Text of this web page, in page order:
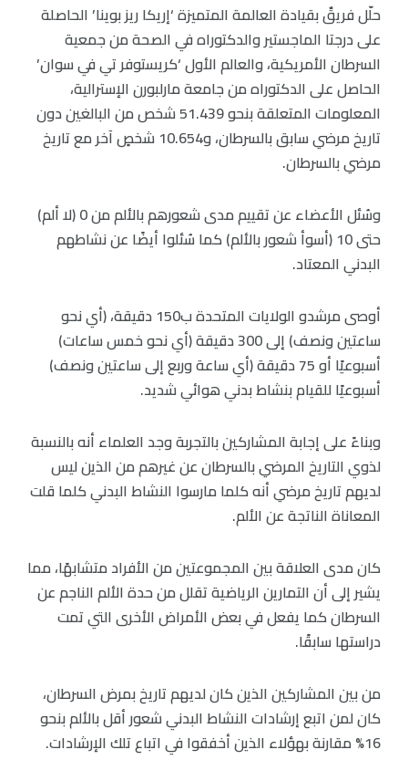
حلّل فريقٌ بقيادة العالمة المتميزة ‘إريكا ريز بوينا’ الحاصلة
على درجتا الماجستير والدكتوراه في الصحة من جمعية
السرطان الأمريكية، والعالم الأول ‘كريستوفر تي في سوان’
الحاصل على الدكتوراه من جامعة مارلبورن الإسترالية،
المعلومات المتعلقة بنحو 51.439 شخص من البالغين دون
تاريخ مرضي سابق بالسرطان، و10.654 شخصٍ آخر مع تاريخ
مرضي بالسرطان.
وسُئل الأعضاء عن تقييم مدى شعورهم بالألم من 0 (لا ألم)
حتى 10 (أسوأ شعور بالألم) كما سُئلوا أيضًا عن نشاطهم
البدني المعتاد.
أوصى مرشدو الولايات المتحدة ب150 دقيقة، (أي نحو
ساعتين ونصف) إلى 300 دقيقة (أي نحو خمس ساعات)
أسبوعيًا أو 75 دقيقة (أي ساعة وربع إلى ساعتين ونصف)
أسبوعيًا للقيام بنشاط بدني هوائي شديد.
وبناءً على إجابة المشاركين بالتجربة وجد العلماء أنه بالنسبة
لذوي التاريخ المرضي بالسرطان عن غيرهم من الذين ليس
لديهم تاريخ مرضي أنه كلما مارسوا النشاط البدني كلما قلت
المعاناة الناتجة عن الألم.
كان مدى العلاقة بين المجموعتين من الأفراد متشابهًا، مما
يشير إلى أن التمارين الرياضية تقلل من حدة الألم الناجم عن
السرطان كما يفعل في بعض الأمراض الأخرى التي تمت
دراستها سابقًا.
من بين المشاركين الذين كان لديهم تاريخ بمرض السرطان،
كان لمن اتبع إرشادات النشاط البدني شعور أقل بالألم بنحو
16% مقارنة بهؤلاء الذين أخفقوا في اتباع تلك الإرشادات.